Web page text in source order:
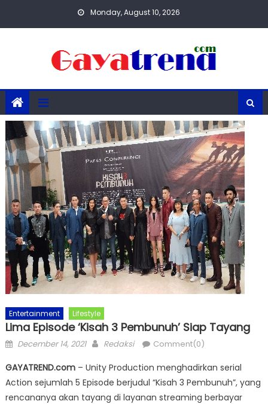
Monday, August 10, 2026
Entertainment Lifestyle
Lima Episode ‘Kisah 3 Pembunuh’ Siap Tayang
Posted
December 14, 2021 Author
Redaksi Comment(0)
GAYATREND.com– Unity Production menghadirkan serial
Action sejumlah 5 Episode berjudul “Kisah 3 Pembunuh”, yang
rencananya akan tayang di layanan streaming berbayar